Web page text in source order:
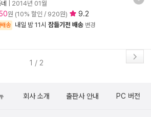
2014년 01월
원 (10% 할인 / 920원) 9.2
송 내일 밤 11시 잠들기전 배송 변경
1 / 2
회사 소개 출판사 안내 PC 버전